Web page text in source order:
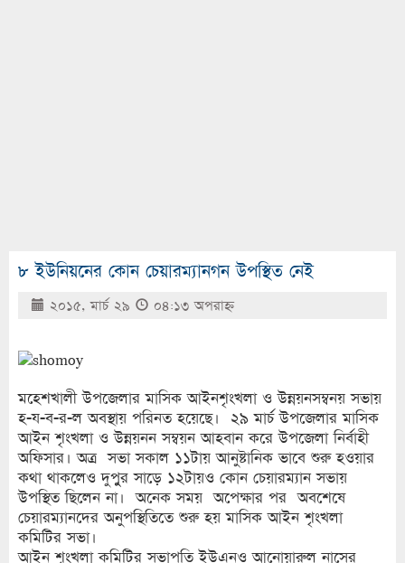
৮ ইউনিয়নের কোন চেয়ারম্যানগন উপস্থিত নেই
২০১৫, মার্চ ২৯ ০৪:১৩ অপরাহ্ণ
মহেশখালী উপজেলার মাসিক আইনশৃংখলা ও উন্নয়নসম্বনয় সভায়
হ-য-ব-র-ল অবস্থায় পরিনত হয়েছে। ২৯ মার্চ উপজেলার মাসিক
আইন শৃংখলা ও উন্নয়নন সম্বয়ন আহবান করে উপজেলা নির্বাহী
অফিসার। অত্র সভা সকাল ১১টায় আনুষ্টানিক ভাবে শুরু হওয়ার
কথা থাকলেও দুপুুর সাড়ে ১২টায়ও কোন চেয়ারম্যান সভায়
উপস্থিত ছিলেন না। অনেক সময় অপেক্ষার পর অবশেষে
চেয়ারম্যানদের অনুপস্থিতিতে শুরু হয় মাসিক আইন শৃংখলা
কমিটির সভা।
আইন শৃংখলা কমিটির সভাপতি ইউএনও আনোয়ারুল নাসের